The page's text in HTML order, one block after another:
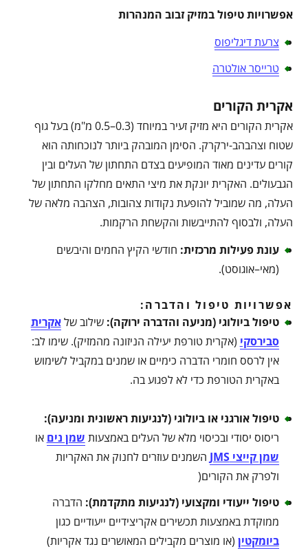
אפשרויות טיפול במזיק זבוב המנהרות
צרעת דיגליפוס
טרייסר אולטרה
אקרית הקורים
אקרית הקורים היא מזיק זעיר במיוחד (0.3–0.5 מ"מ) בעל גוף
שטוח וצהבהב-ירקרק. הסימן המובהק ביותר לנוכחותה הוא
קורים עדינים מאוד המופיעים בצדם התחתון של העלים ובין
הגבעולים. האקרית יונקת את מיצי התאים מחלקו התחתון של
העלה, מה שמוביל להופעת נקודות צהובות, הצהבה מלאה של
העלה, ולבסוף להתייבשות והקשחת הרקמות.
עונת פעילות מרכזית: חודשי הקיץ החמים והיבשים
(מאי–אוגוסט).
אפשרויות טיפול והדברה:
טיפול ביולוגי (מניעה והדברה ירוקה): שילוב שלאקרית
סבירסקי (אקרית טורפת יעילה הניזונה מהמזיק). שימו לב:
אין לרסס חומרי הדברה כימיים או שמנים במקביל לשימוש
באקרית הטורפת כדי לא לפגוע בה.
טיפול אורגני או ביולוגי (לנגיעות ראשונית ומניעה):
ריסוס יסודי ובכיסוי מלא של העלים באמצעות שמן נים או
שמן קייצי JMS
השמנים עוזרים לחנוק את האקריות
ולפרק את הקורים(
טיפול ייעודי ומקצועי (לנגיעות מתקדמת): הדברה
ממוקדת באמצעות תכשירים אקריצידיים ייעודיים כגון
ביומקטין (או מוצרים מקבילים המאושרים נגד אקריות)